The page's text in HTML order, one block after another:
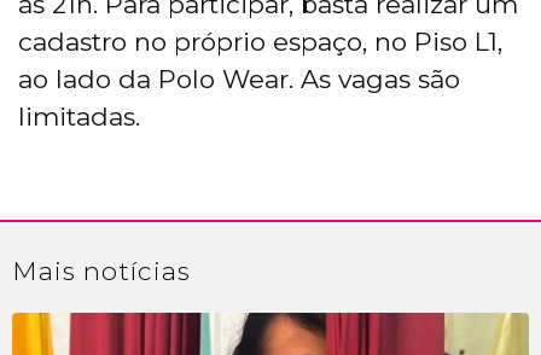
cadastro no próprio espaço, no Piso L1,
ao lado da Polo Wear. As vagas são
limitadas.
Mais notícias